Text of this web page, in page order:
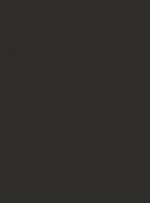
kræver en dyb indsigt i,
fortolker og rangerer
optimization er en
at tilpasse sig de nye AI-
klart, struktureret
specifikke
forbedre din synlighed i AI-
af traditionel SEO og
(GEO):